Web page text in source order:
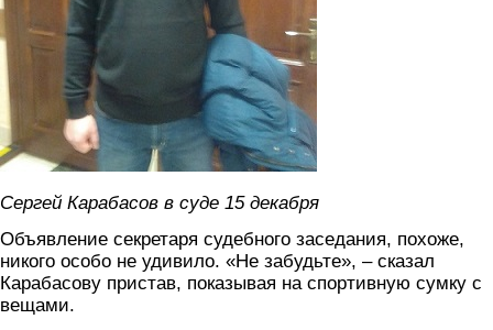
Сергей Карабасов в суде 15 декабря
Объявление секретаря судебного заседания, похоже,
никого особо не удивило. «Не забудьте», – сказал
Карабасову пристав, показывая на спортивную сумку с
вещами.